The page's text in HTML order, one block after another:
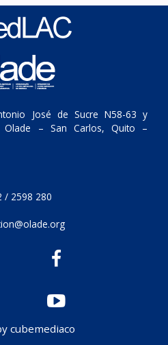
José de Sucre N58-63 y
Olade – San Carlos, Quito –
/ 2598 280
cubemediaco